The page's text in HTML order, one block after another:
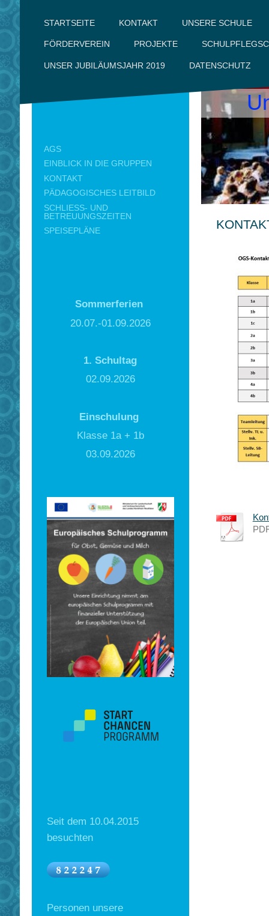
STARTSEITE KONTAKT UNSERE SCHULE
FÖRDERVEREIN PROJEKTE
UNSER JUBILÄUMSJAHR 2019 DATENSCHUTZ
AGS
EINBLICK IN DIE GRUPPEN
KONTAKT
PÄDAGOGISCHES LEITBILD
SCHLIESS- UND B
ETREUUNGSZEITEN
SPEISEPLÄNE
Sommerferien
20.07.-01.09.2026
1. Schultag
02.09.2026
Einschulung
Klasse 1a + 1b
03.09.2026
Seit dem 10.04.2015
besuchten
Personen unsere